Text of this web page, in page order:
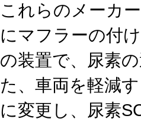
これらのメーカ
にマフラーの付
の装置で、尿素
た、車両を軽減
に変更し、尿素